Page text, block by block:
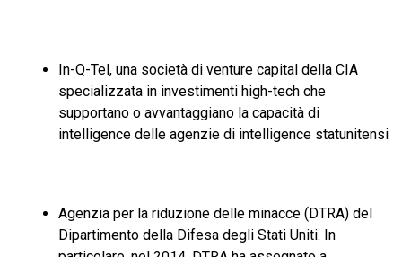
In-Q-Tel, una società di venture capital della CIA
specializzata in investimenti high-tech che
supportano o avvantaggiano la capacità di
intelligence delle agenzie di intelligence statunitensi
Agenzia per la riduzione delle minacce (DTRA) del
Dipartimento della Difesa degli Stati Uniti. In